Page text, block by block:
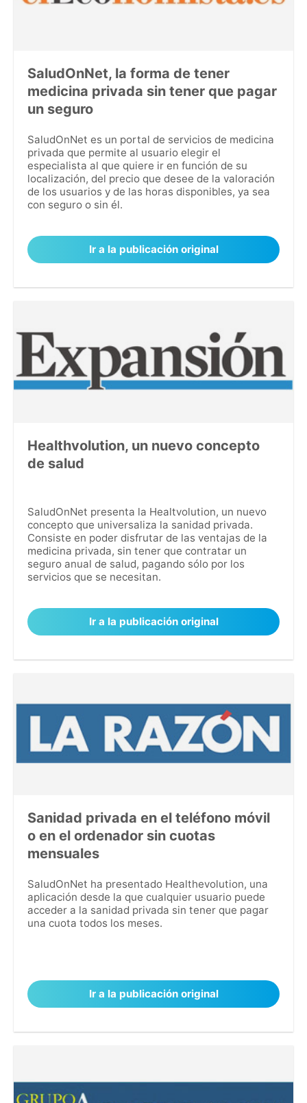
SaludOnNet, la forma de tener
medicina privada sin tener que pagar
un seguro
SaludOnNet es un portal de servicios de medicina
privada que permite al usuario elegir el
especialista al que quiere ir en función de su
localización, del precio que desee de la valoración
de los usuarios y de las horas disponibles, ya sea
con seguro o sin él.
Ir a la publicación original
Healthvolution, un nuevo concepto
de salud
SaludOnNet presenta la Healtvolution, un nuevo
concepto que universaliza la sanidad privada.
Consiste en poder disfrutar de las ventajas de la
medicina privada, sin tener que contratar un
seguro anual de salud, pagando sólo por los
servicios que se necesitan.
Ir a la publicación original
Sanidad privada en el teléfono móvil
o en el ordenador sin cuotas
mensuales
SaludOnNet ha presentado Healthevolution, una
aplicación desde la que cualquier usuario puede
acceder a la sanidad privada sin tener que pagar
una cuota todos los meses.
Ir a la publicación original